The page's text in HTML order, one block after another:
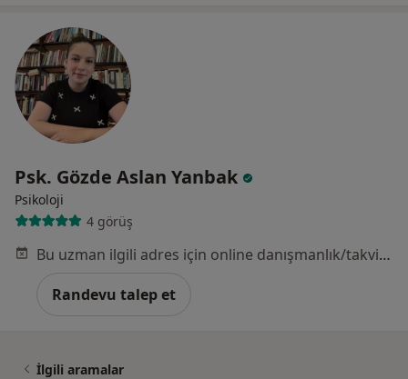
Psk. Gözde Aslan Yanbak
Psikoloji
4 görüş
Bu uzman ilgili adres için online danışmanlık/takvim sunmuyor.
Randevu talep et
İlgili aramalar